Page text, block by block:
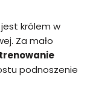
królem w
Za mało
trenowanie
podnoszenie